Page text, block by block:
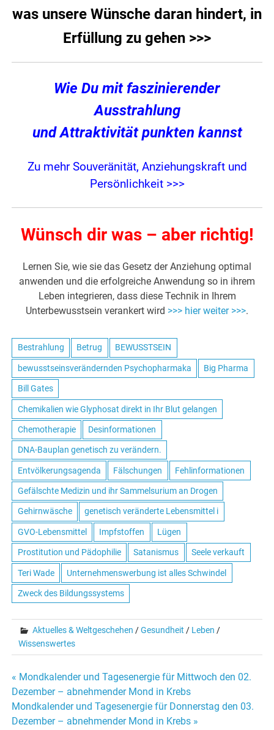
was unsere Wünsche daran hindert, in
Erfüllung zu gehen >>>
Wie Du mit faszinierender
Ausstrahlung
und Attraktivität punkten kannst
Zu mehr Souveränität, Anziehungskraft und
Persönlichkeit >>>
Wünsch dir was – aber richtig!
Lernen Sie, wie sie das Gesetz der Anziehung optimal
anwenden und die erfolgreiche Anwendung so in ihrem
Leben integrieren, dass diese Technik in Ihrem
Unterbewusstsein verankert wird >>> hier weiter >>>.
Bestrahlung Betrug BEWUSSTSEIN
bewusstseinsverändernden Psychopharmaka Big Pharma
Bill Gates
Chemikalien wie Glyphosat direkt in Ihr Blut gelangen
Chemotherapie Desinformationen
DNA-Bauplan genetisch zu verändern.
Entvölkerungsagenda Fälschungen Fehlinformationen
Gefälschte Medizin und ihr Sammelsurium an Drogen
Gehirnwäsche genetisch veränderte Lebensmittel i
GVO-Lebensmittel Impfstoffen Lügen
Prostitution und Pädophilie Satanismus Seele verkauft
Teri Wade Unternehmenswerbung ist alles Schwindel
Zweck des Bildungssystems
Aktuelles & Weltgeschehen /Gesundheit / Leben /
Wissenswertes
Beitrags-
Navigation
« Mondkalender und Tagesenergie für Mittwoch den 02.
Dezember – abnehmender Mond in Krebs
Mondkalender und Tagesenergie für Donnerstag den 03.
Dezember – abnehmender Mond in Krebs »